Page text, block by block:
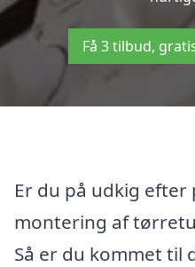
Få 3 tilbud,
Er du på udkig
montering af
Så er du kommet til